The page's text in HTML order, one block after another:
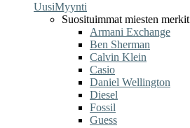
UusiMyynti
Suosituimmat miesten merkit
Armani Exchange
Ben Sherman
Calvin Klein
Casio
Daniel Wellington
Diesel
Fossil
Guess